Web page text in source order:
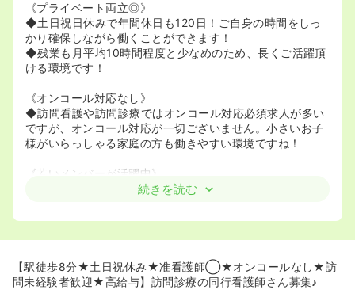
《プライベート両立◎》
◆土日祝日休みで年間休日も120日！ご自身の時間をしっ
かり確保しながら働くことができます！
◆残業も月平均10時間程度と少なめのため、長くご活躍頂
ける環境です！
《オンコール対応なし》
◆訪問看護や訪問診療ではオンコール対応必須求人が多い
ですが、オンコール対応が一切ございません。小さいお子
様がいらっしゃる家庭の方も働きやすい環境ですね！
《若いメンバーが活躍中》
◆20代～30代のメンバーが中心の若いチームです！
《駅徒歩8分と通勤もらくらく》
《訪問経験がない看護師様も安心》
続きを読む
【駅徒歩8分★土日祝休み★准看護師◯★オンコールなし★訪
問未経験者歓迎★高給与】訪問診療の同行看護師さん募集♪